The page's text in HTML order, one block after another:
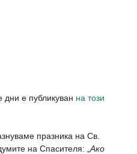
дни е публикуван на този
празника на Св.
на Спасителя: „ Ако